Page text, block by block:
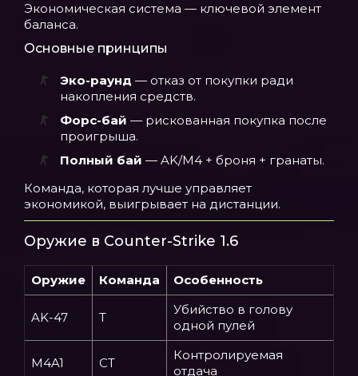
Экономическая система — ключевой элемент
баланса.
Основные принципы
Эко-раунд — отказ от покупки ради
накопления средств.
Форс-бай — рискованная покупка после
проигрыша.
Полный бай — AK/M4 + броня + гранаты.
Команда, которая лучше управляет
экономикой, выигрывает на дистанции.
Оружие в Counter-Strike 1.6
Оружие Команда Особенность
AK-47 T
Убийство в голову
одной пулей
M4A1 CT
Контролируемая
отдача